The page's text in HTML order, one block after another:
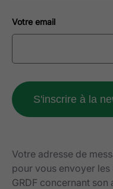
Votre email
Votre adresse de
pour vous envoyer
GRDF concernant